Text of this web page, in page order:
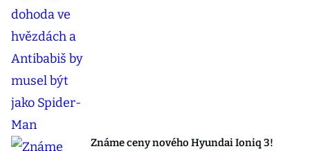
Známe ceny nového Hyundai Ioniq 3!